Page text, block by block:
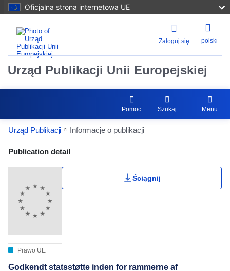
Oficjalna strona internetowa UE
Zaloguj się polski
Urząd Publikacji Unii Europejskiej
Pomoc Szukaj Menu
Urząd Publikacji Informacje o publikacji
Publication Detail Actions Portlet
Publication detail
Prawo UE
Ściągnij
Godkendt statsstøtte inden for rammerne af